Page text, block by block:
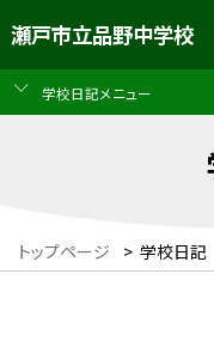
瀬戸市立品野中学校
学校日記メニュー
トップページ > 学校日記